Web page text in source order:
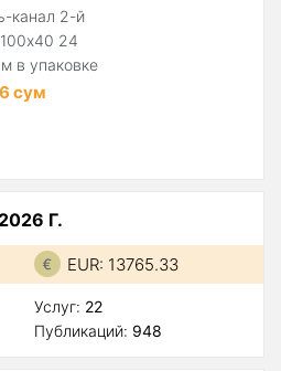
канал 2-й
24
в упаковке
сум
Г.
EUR: 13765.33
Услуг: 22
Публикаций: 948